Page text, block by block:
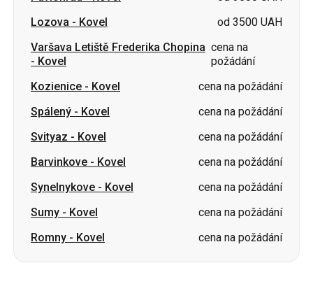
Lozova - Kovel
od 3500 UAH
Varšava Letiště Frederika Chopina
- Kovel
cena na
požádání
Kozienice - Kovel
cena na požádání
Spálený - Kovel
cena na požádání
Svityaz - Kovel
cena na požádání
Barvinkove - Kovel
cena na požádání
Synelnykove - Kovel
cena na požádání
Sumy - Kovel
cena na požádání
Romny - Kovel cena na požádání